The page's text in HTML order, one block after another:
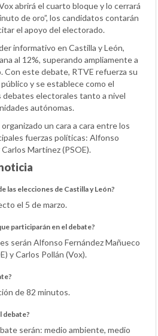
abrirá el cuarto bloque y lo cerrará
de oro”, los candidatos contarán
el apoyo del electorado.
informativo en Castilla y León,
al 12%, superando ampliamente a
Con este debate, RTVE refuerza su
y se establece como el
debates electorales tanto a nivel
autónomas.
un cara a cara entre los
fuerzas políticas: Alfonso
Martínez (PSOE).
las elecciones de Castilla y León?
el 5 de marzo.
participarán en el debate?
serán Alfonso Fernández Mañueco
y Carlos Pollán (Vox).
de 82 minutos.
debate?
serán: medio ambiente, medio